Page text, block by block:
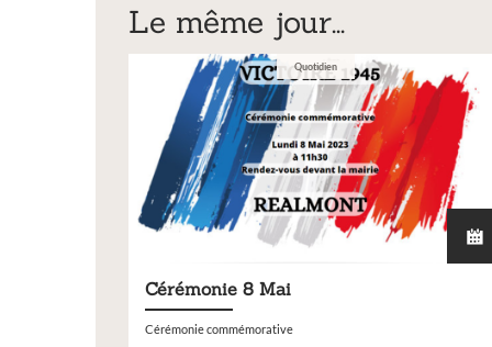
Le même jour...
Quotidien
Cérémonie 8 Mai
Cérémonie commémorative